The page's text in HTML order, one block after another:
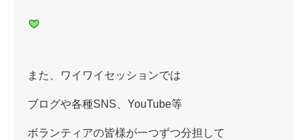
また、ワイワイセッションでは
ブログや各種SNS、YouTube等
ボランティアの皆様が一つずつ分担して